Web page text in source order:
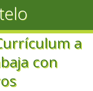
a
con